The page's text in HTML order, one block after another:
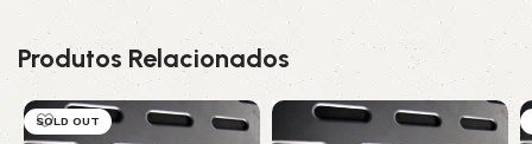
Produtos Relacionados
SOLD OUT